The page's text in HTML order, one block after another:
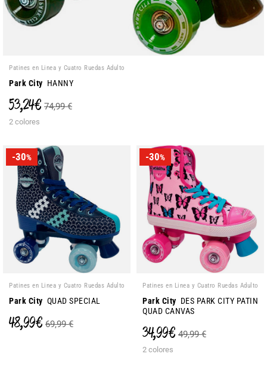
Patines en Linea y Cuatro Ruedas Adulto
Park City HANNY
53,24 € 74,99 €
2 colores
-30%
Patines en Linea y Cuatro Ruedas Adulto
Park City QUAD SPECIAL
48,99 € 69,99 €
-30%
Patines en Linea y Cuatro Ruedas Adulto
Park City DES PARK CITY PATIN
QUAD CANVAS
34,99 € 49,99 €
2 colores